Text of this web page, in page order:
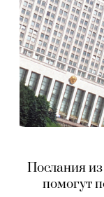
Послания
помогут